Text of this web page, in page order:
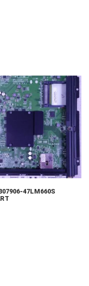
47LM660S